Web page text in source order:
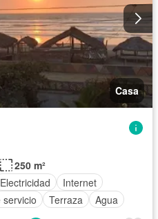
Casa
250 m²
Electricidad
Internet
Terraza
Agua